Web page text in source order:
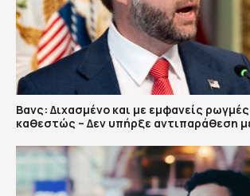
Βανς: Διχασμένο και με εμφανείς
καθεστώς – Δεν υπήρξε αντιπαράθεση